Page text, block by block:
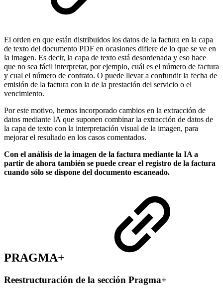
El orden en que están distribuidos los datos de la factura en la capa
de texto del documento PDF en ocasiones difiere de lo que se ve en
la imagen. Es decir, la capa de texto está desordenada y eso hace
que no sea fácil interpretar, por ejemplo, cuál es el número de factura
y cual el número de contrato. O puede llevar a confundir la fecha de
emisión de la factura con la de la prestación del servicio o el
vencimiento.
Por este motivo, hemos incorporado cambios en la extracción de
datos mediante IA que suponen combinar la extracción de datos de
la capa de texto con la interpretación visual de la imagen, para
mejorar el resultado en los casos comentados.
Con el análisis de la imagen de la factura mediante la IA a
partir de ahora también se puede crear el registro de la factura
cuando sólo se dispone del documento escaneado.
PRAGMA+
Reestructuración de la sección Pragma+